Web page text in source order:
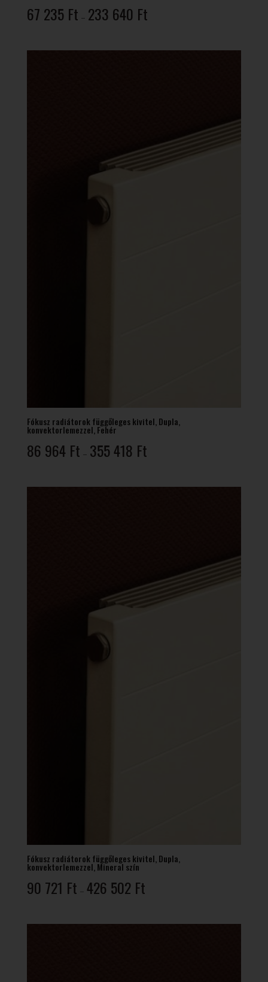
67 235 Ft – 233 640 Ft67
-
Fókusz radiátorok függőleges kivitel, Dupla,
konvektorlemezzel, Fehér
86 964 Ft – 355 418 Ft86
-
Fókusz radiátorok függőleges kivitel, Dupla,
konvektorlemezzel, Mineral szín
90 721 Ft – 426 502 Ft90
-